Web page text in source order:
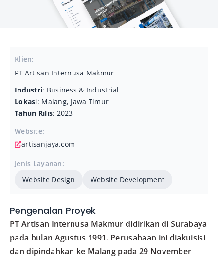
Klien:
PT Artisan Internusa Makmur
Industri: Business & Industrial
Lokasi: Malang, Jawa Timur
Tahun Rilis: 2023
Website:
artisanjaya.com
Jenis Layanan:
Website Design
Website Development
Pengenalan Proyek
PT Artisan Internusa Makmur didirikan di Surabaya
pada bulan Agustus 1991. Perusahaan ini diakuisisi
dan dipindahkan ke Malang pada 29 November